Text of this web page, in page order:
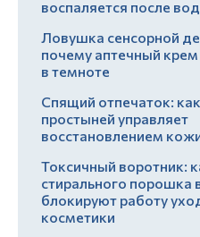
воспаляется после
Ловушка сенсорной
почему аптечный
в темноте
Спящий отпечаток:
простыней управляет
восстановлением
Токсичный воротник:
стирального порошка
блокируют работу
косметики